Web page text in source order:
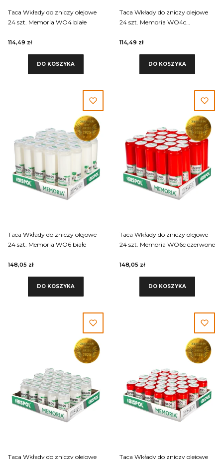
Taca Wkłady do zniczy olejowe
24 szt. Memoria WO4 białe
114,49 zł
DO KOSZYKA
Taca Wkłady do zniczy olejowe
24 szt. Memoria WO4c
114,49 zł
DO KOSZYKA
Taca Wkłady do zniczy olejowe
24 szt. Memoria WO6 białe
148,05 zł
DO KOSZYKA
Taca Wkłady do zniczy olejowe
24 szt. Memoria WO6c czerwone
148,05 zł
DO KOSZYKA
Taca Wkłady do zniczy olejowe
Taca Wkłady do zniczy olejowe